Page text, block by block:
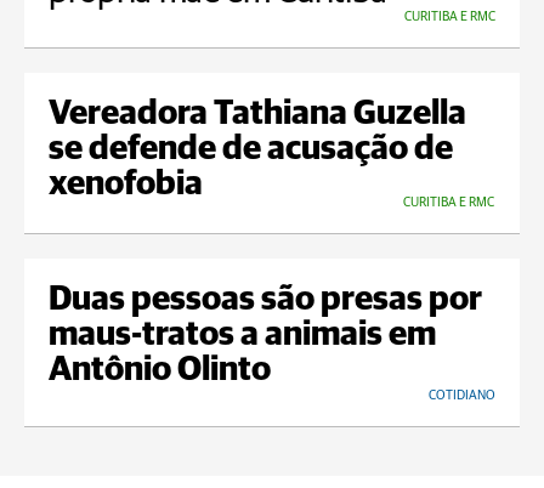
CURITIBA E RMC
Vereadora Tathiana Guzella
se defende de acusação de
xenofobia
CURITIBA E RMC
Duas pessoas são presas por
maus-tratos a animais em
Antônio Olinto
COTIDIANO